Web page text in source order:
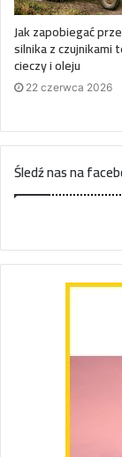
Jak zapobiegać
silnika z czujnikami
cieczy i oleju
22 czerwca 2026
Śledź nas na